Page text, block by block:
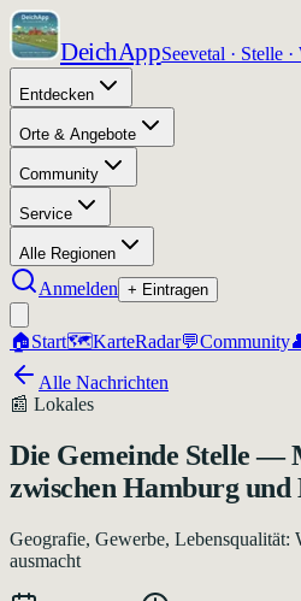
DeichAppSeevetal · Stelle
Entdecken
Orte & Angebote
Community
Service
Alle Regionen
Anmelden + Eintragen
🏠Start🗺️KarteRadar💬Community
Alle Nachrichten
📰 Lokales
Die Gemeinde Stelle —
zwischen Hamburg
Geografie, Gewerbe, Lebensqualität:
ausmacht